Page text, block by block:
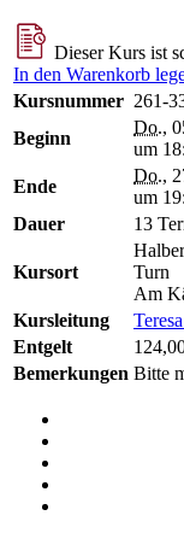
Dieser Kurs ist
In den Warenkorb
Kursnummer 261-
Beginn
Do.,
um
Ende
Do.,
um
Dauer
13
Kursort
Turn
Am
Kursleitung
Entgelt
Bemerkungen Bitte